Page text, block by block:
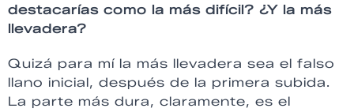
destacarías como la más difícil? ¿Y la más
llevadera?
Quizá para mí la más llevadera sea el falso
llano inicial, después de la primera subida.
La parte más dura, claramente, es el